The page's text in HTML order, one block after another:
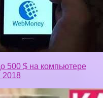
как не потерять 25 тыс
для мастеров